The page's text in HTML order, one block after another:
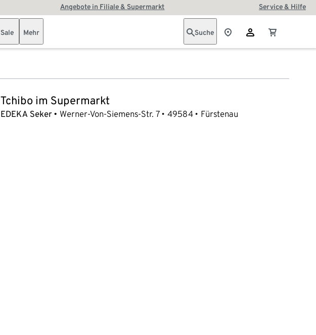
Angebote in Filiale & Supermarkt Service & Hilfe
Sale Mehr Suche
Tchibo im Supermarkt
EDEKA Seker Werner-Von-Siemens-Str. 7 49584 Fürstenau